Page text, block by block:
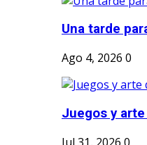
Una tarde
Ago 4, 2026 0
Juegos y
Jul 31, 2026 0